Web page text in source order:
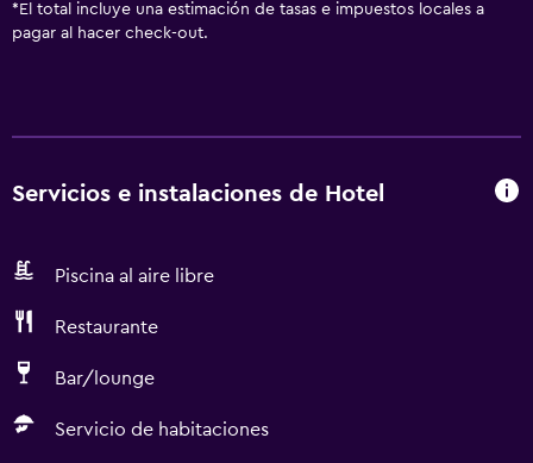
* El total incluye una estimación de tasas e impuestos locales a
pagar al hacer check-out.
Servicios e instalaciones de Hotel
Piscina al aire libre
Restaurante
Bar/lounge
Servicio de habitaciones